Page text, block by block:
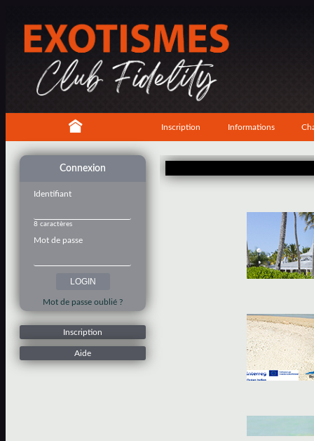
Inscription Informations
Connexion
Identifiant
8 caractères
Mot de passe
Mot de passe oublié ?
Inscription
Aide